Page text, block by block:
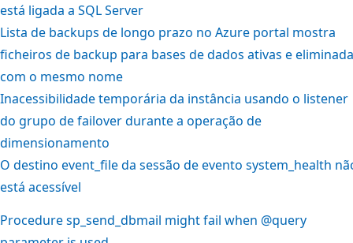
está ligada a SQL Server
Lista de backups de longo prazo no Azure portal mostra
ficheiros de backup para bases de dados ativas e
com o mesmo nome
Inacessibilidade temporária da instância usando o listener
do grupo de failover durante a operação de
dimensionamento
O destino event_file da sessão de evento system_health
está acessível
Procedure sp_send_dbmail might fail when @query